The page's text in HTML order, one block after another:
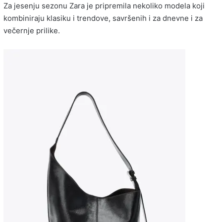
Za jesenju sezonu Zara je pripremila nekoliko modela koji
kombiniraju klasiku i trendove, savršenih i za dnevne i za
večernje prilike.